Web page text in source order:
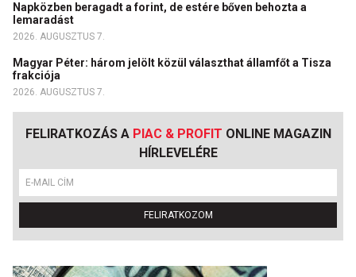
Napközben beragadt a forint, de estére bőven behozta a
lemaradást
2026. AUGUSZTUS 7.
Magyar Péter: három jelölt közül választhat államfőt a Tisza
frakciója
2026. AUGUSZTUS 7.
FELIRATKOZÁS A PIAC & PROFIT ONLINE MAGAZIN
HÍRLEVELÉRE
FELIRATKOZOM